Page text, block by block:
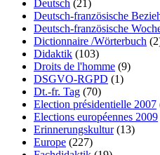
Deutsch (21)
Deutsch-französische
Deutsch-französische
Dictionnaire /Wörterbuch
Didaktik (103)
Droits de l'homme (9)
DSGVO-RGPD (1)
Dt.-fr. Tag (70)
Election présidentielle 2007
Elections européennes 2009
Erinnerungskultur(13)
Europe (227)